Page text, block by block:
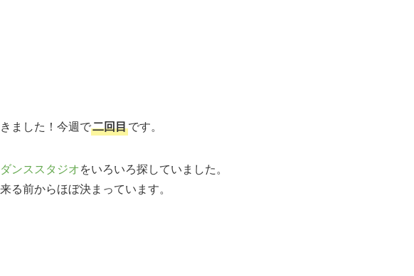
ました！今週で二回目です。
ダンススタジオをいろいろ探していました。
る前からほぼ決まっています。